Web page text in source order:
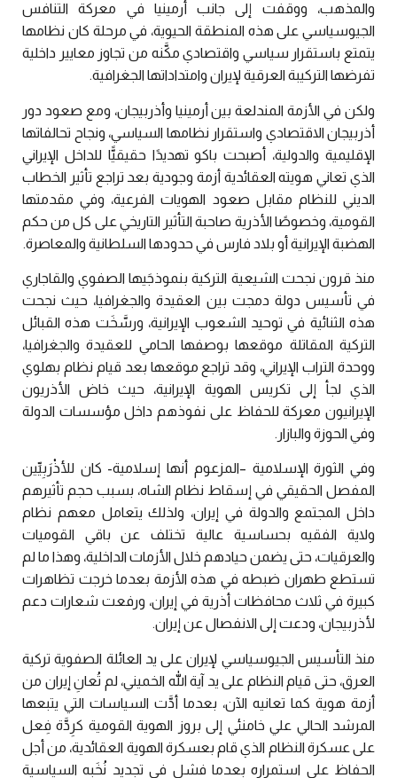
والمذهب، ووقفت إلى جانب أرمينيا في معركة التنافس
الجيوسياسي على هذه المنطقة الحيوية، في مرحلة كان نظامها
يتمتع باستقرار سياسي واقتصادي مكَّنه من تجاوز معايير داخلية
تفرضها التركيبة العرقية لإيران وامتداداتها الجغرافية.
ولكن في الأزمة المندلعة بين أرمينيا وأذربيجان، ومع صعود دور
أذربيجان الاقتصادي واستقرار نظامها السياسي، ونجاح تحالفاتها
الإقليمية والدولية، أصبحت باكو تهديدًا حقيقيًّا للداخل الإيراني
الذي تعاني هويته العقائدية أزمة وجودية بعد تراجع تأثير الخطاب
الديني للنظام مقابل صعود الهويات الفرعية، وفي مقدمتها
القومية، وخصوصًا الأذرية صاحبة التأثير التاريخي على كل من حكم
الهضبة الإيرانية أو بلاد فارس في حدودها السلطانية والمعاصرة.
منذ قرون نجحت الشيعية التركية بنموذجَيها الصفوي والقاجاري
في تأسيس دولة دمجت بين العقيدة والجغرافيا، حيث نجحت
هذه الثنائية في توحيد الشعوب الإيرانية، ورسَّخَت هذه القبائل
التركية المقاتلة موقعها بوصفها الحامي للعقيدة والجغرافيا،
ووحدة التراب الإيراني، وقد تراجع موقعها بعد قيام نظام بهلوي
الذي لجأ إلى تكريس الهوية الإيرانية، حيث خاض الأذريون
الإيرانيون معركة للحفاظ على نفوذهم داخل مؤسسات الدولة
وفي الحوزة والبازار.
وفي الثورة الإسلامية –المزعوم أنها إسلامية- كان للأذْرَبِيِّين
المفصل الحقيقي في إسقاط نظام الشاه، بسبب حجم تأثيرهم
داخل المجتمع والدولة في إيران، ولذلك يتعامل معهم نظام
ولاية الفقيه بحساسية عالية تختلف عن باقي القوميات
والعرقيات، حتى يضمن حيادهم خلال الأزمات الداخلية، وهذا ما لم
تستطع طهران ضبطه في هذه الأزمة بعدما خرجت تظاهرات
كبيرة في ثلاث محافظات أذرية في إيران، ورفعت شعارات دعم
لأذربيجان، ودعت إلى الانفصال عن إيران.
منذ التأسيس الجيوسياسي لإيران على يد العائلة الصفوية تركية
العرق، حتى قيام النظام على يد آية الله الخميني، لم تُعانِ إيران من
أزمة هوية كما تعانيه الآن، بعدما أدَّت السياسات التي يتبعها
المرشد الحالي علي خامنئي إلى بروز الهوية القومية كرِدَّة فِعل
على عسكرة النظام الذي قام بعسكرة الهوية العقائدية، من أجل
الحفاظ على استمراره بعدما فشل في تجديد نُخَبه السياسية